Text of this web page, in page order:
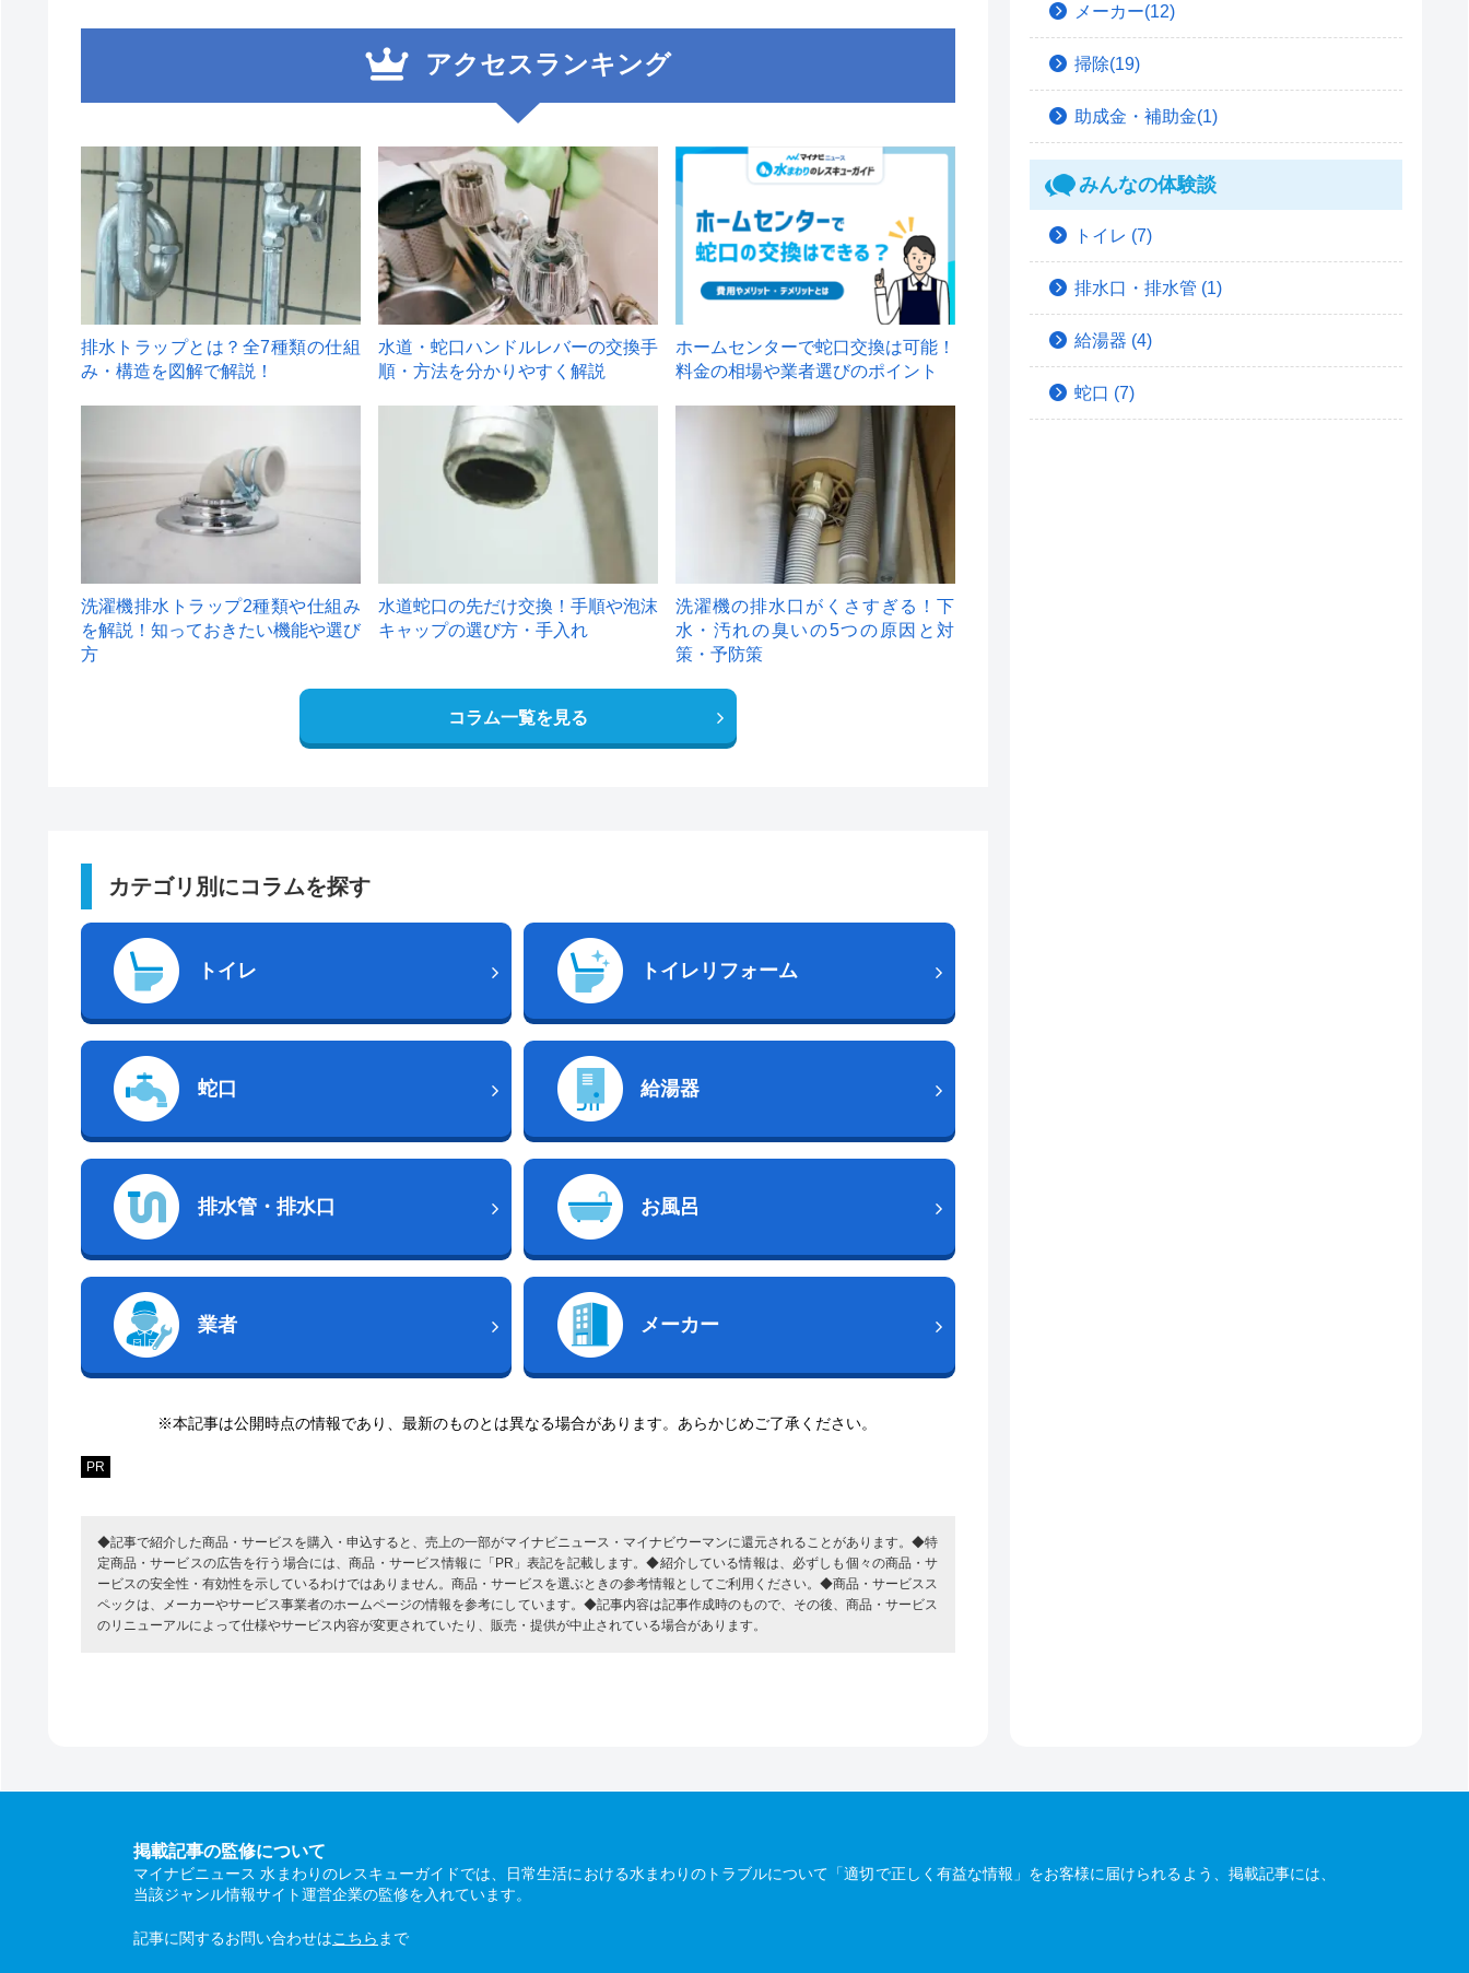
アクセスランキング
1
排水トラップとは？全7種類の仕組
み・構造を図解で解説！
2
水道・蛇口ハンドルレバーの交換手
順・方法を分かりやすく解説
ホームセンターで蛇口交換は可能！
料金の相場や業者選びのポイント
洗濯機排水トラップ2種類や仕組み
を解説！知っておきたい機能や選び
方
水道蛇口の先だけ交換！手順や泡沫
キャップの選び方・手入れ
洗濯機の排水口がくさすぎる！下
水・汚れの臭いの5つの原因と対
策・予防策
コラム一覧を見る
カテゴリ別にコラムを探す
トイレ トイレリフォーム
蛇口 給湯器
排水管・排水口 お風呂
業者 メーカー
※本記事は公開時点の情報であり、最新のものとは異なる場合があります。あらかじめご了承ください。
PR
◆記事で紹介した商品・サービスを購入・申込すると、売上の一部がマイナビニュース・マイナビウーマンに還元されることがあります。◆特
定商品・サービスの広告を行う場合には、商品・サービス情報に「PR」表記を記載します。◆紹介している情報は、必ずしも個々の商品・サ
ービスの安全性・有効性を示しているわけではありません。商品・サービスを選ぶときの参考情報としてご利用ください。◆商品・サービスス
ペックは、メーカーやサービス事業者のホームページの情報を参考にしています。◆記事内容は記事作成時のもので、その後、商品・サービス
のリニューアルによって仕様やサービス内容が変更されていたり、販売・提供が中止されている場合があります。
メーカー(12)
掃除(19)
助成金・補助金(1)
みんなの体験談
トイレ (7)
排水口・排水管 (1)
給湯器 (4)
蛇口 (7)
掲載記事の監修について
マイナビニュース 水まわりのレスキューガイドでは、日常生活における水まわりのトラブルについて「適切で正しく有益な情報」をお客様に届けられるよう、掲載記事には、
当該ジャンル情報サイト運営企業の監修を入れています。
記事に関するお問い合わせはこちら まで